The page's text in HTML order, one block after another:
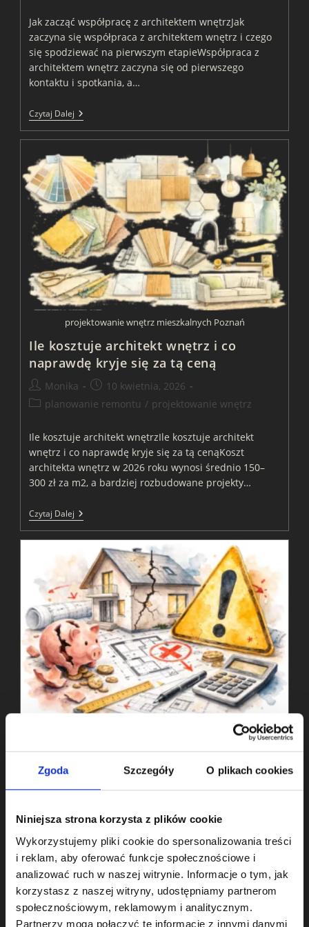
Zgoda Szczegóły O plikach cookies
Niniejsza strona korzysta z plików cookie
Wykorzystujemy pliki cookie do spersonalizowania treści
i reklam, aby oferować funkcje społecznościowe i
analizować ruch w naszej witrynie. Informacje o tym, jak
korzystasz z naszej witryny, udostępniamy partnerom
społecznościowym, reklamowym i analitycznym.
Partnerzy mogą połączyć te informacje z innymi danymi
Jak zacząć współpracę z architektem wnętrzJak
zaczyna się współpraca z architektem wnętrz i czego
się spodziewać na pierwszym etapieWspółpraca z
architektem wnętrz zaczyna się od pierwszego
kontaktu i spotkania, a…
Czytaj Dalej Jak
Zaczyna
Z
Architektem
Wnętrz
I
Czego
Się
Spodziewać
Na
Pierwszym
Spotkaniu
projektowanie wnętrz mieszkalnych Poznań
Ile kosztuje architekt wnętrz i co
naprawdę kryje się za tą ceną
Post
author:
Monika
Post
published:
10 kwietnia, 2026
Postplanowanie remontu / projektowanie wnętrz
Ile kosztuje architekt wnętrzIle kosztuje architekt
wnętrz i co naprawdę kryje się za tą cenąKoszt
architekta wnętrz w 2026 roku wynosi średnio 150–
300 zł za m2, a bardziej rozbudowane projekty…
Czytaj Dalej Ile
Kosztuje
Architekt
Wnętrz
I
Co
Naprawdę
Kryje
Się
Za
Tą
Ceną
projektowanie wnętrz mieszkalnych Poznań
pewność, że to dobra decyzja
author:
published:
Postplanowanie remontu / projektowanie wnętrz
Jak wybrać architekta wnętrzJak wybrać architekta
wnętrz i nie popełnić błędu, który wróci w trakcie
remontuWybór architekta wnętrz powinien nastąpić
3–4 miesiące przed rozpoczęciem remontu, a koszt
projektu w 2026…